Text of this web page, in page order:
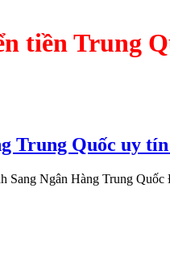
tiền Trung
Trung Quốc uy
Sang Ngân Hàng Trung